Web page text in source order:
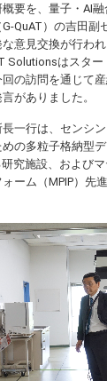
要を、量子・AI
QuAT）の吉田副
意見交換が行わ
Solutionsはスタ
の訪問を通じて
がありました。
一行は、センシ
の多粒子格納型
究施設、および
ーム（MPIP）先